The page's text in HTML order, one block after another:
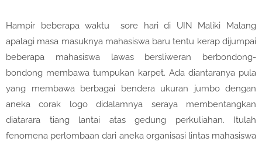
Hampir beberapa waktu sore hari di UIN Maliki Malang
apalagi masa masuknya mahasiswa baru tentu kerap dijumpai
beberapa mahasiswa lawas bersliweran berbondong-
bondong membawa tumpukan karpet. Ada diantaranya pula
yang membawa berbagai bendera ukuran jumbo dengan
aneka corak logo didalamnya seraya membentangkan
diatarara tiang lantai atas gedung perkuliahan. Itulah
fenomena perlombaan dari aneka organisasi lintas mahasiswa